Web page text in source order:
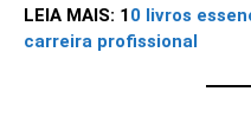
LEIA MAIS: 1 0 livros
carreira profissional